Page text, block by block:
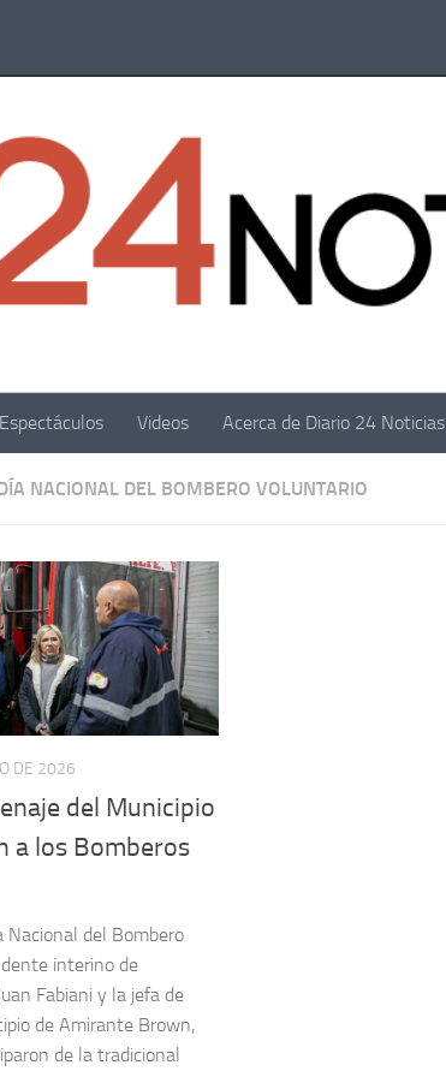
Espectáculos Videos Acerca de Diario 24 Noticias
NACIONAL DEL BOMBERO VOLUNTARIO
DE 2026
del Municipio
a los Bomberos
Nacional del Bombero
interino de
Fabiani y la jefa de
de Amirante Brown,
de la tradicional